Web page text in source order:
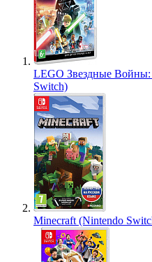
LEGO Звездные Войны:
Switch)
Minecraft (Nintendo